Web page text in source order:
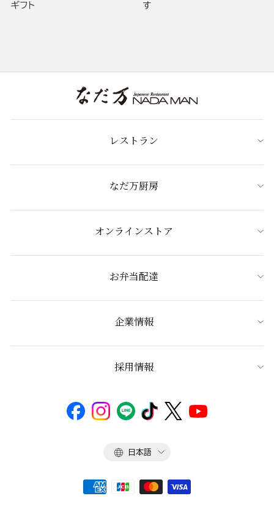
ギフト
す
レストラン
なだ万厨房
オンラインストア
お弁当配達
企業情報
採用情報
言
日本語